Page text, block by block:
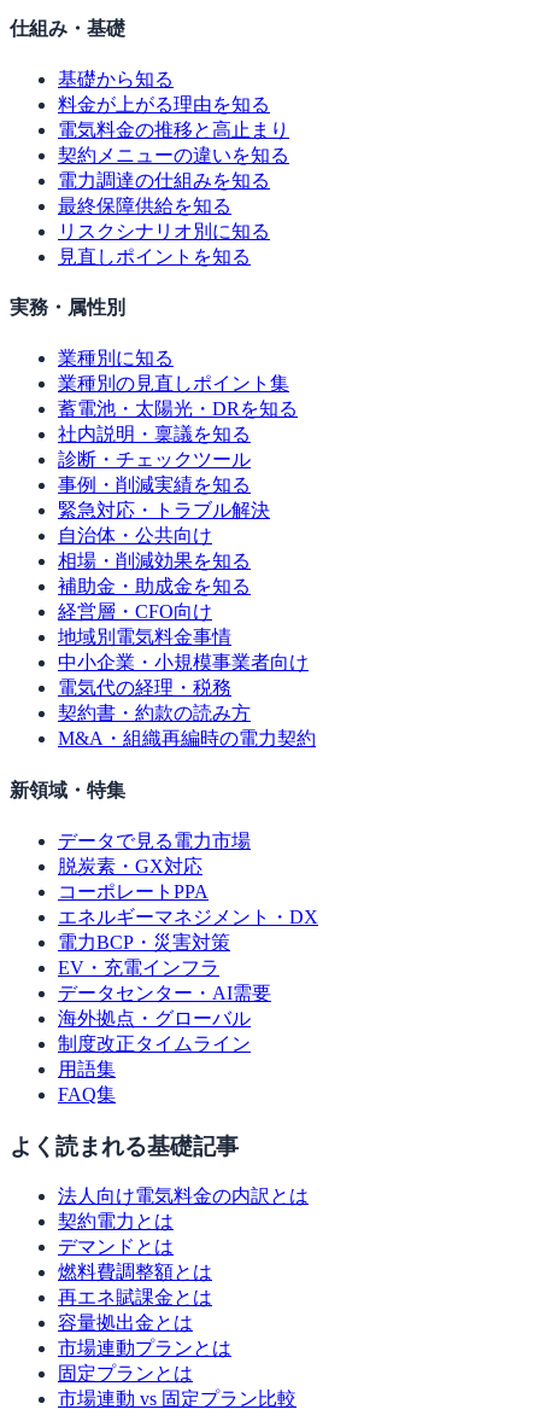
仕組み・基礎
基礎から知る
料金が上がる理由を知る
電気料金の推移と高止まり
契約メニューの違いを知る
電力調達の仕組みを知る
最終保障供給を知る
リスクシナリオ別に知る
見直しポイントを知る
実務・属性別
業種別に知る
業種別の見直しポイント集
蓄電池・太陽光・DRを知る
社内説明・稟議を知る
診断・チェックツール
事例・削減実績を知る
緊急対応・トラブル解決
自治体・公共向け
相場・削減効果を知る
補助金・助成金を知る
経営層・CFO向け
地域別電気料金事情
中小企業・小規模事業者向け
電気代の経理・税務
契約書・約款の読み方
M&A・組織再編時の電力契約
新領域・特集
データで見る電力市場
脱炭素・GX対応
コーポレートPPA
エネルギーマネジメント・DX
電力BCP・災害対策
EV・充電インフラ
データセンター・AI需要
海外拠点・グローバル
制度改正タイムライン
用語集
FAQ集
よく読まれる基礎記事
法人向け電気料金の内訳とは
契約電力とは
デマンドとは
燃料費調整額とは
再エネ賦課金とは
容量拠出金とは
市場連動プランとは
固定プランとは
市場連動 vs 固定プラン比較